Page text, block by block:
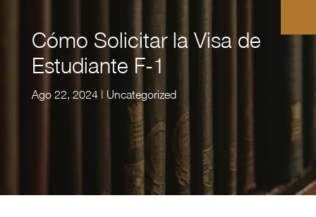
Cómo Solicitar la Visa de
Estudiante F-1
Ago 22, 2024| Uncategorized